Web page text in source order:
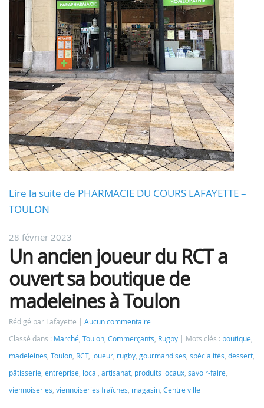
Lire la suite de PHARMACIE DU COURS LAFAYETTE –
TOULON
28 février 2023
Un ancien joueur du RCT a
ouvert sa boutique de
madeleines à Toulon
Rédigé par Lafayette
Aucun commentaire
Classé dans : Marché, Toulon, Commerçants, Rugby Mots clés : boutique,
madeleines, Toulon, RCT, joueur, rugby, gourmandises, spécialités, dessert,
pâtisserie, entreprise, local , artisanat, produits locaux, savoir-faire,
viennoiseries, viennoiseries fraîches, magasin, Centre ville